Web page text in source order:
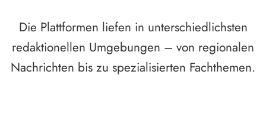
Die Plattformen liefen in unterschiedlichsten
redaktionellen Umgebungen – von regionalen
Nachrichten bis zu spezialisierten Fachthemen.